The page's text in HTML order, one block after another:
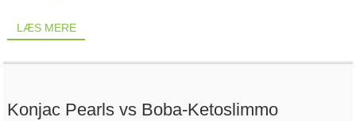
LÆS MERE
Konjac Pearls vs Boba-Ketoslimmo